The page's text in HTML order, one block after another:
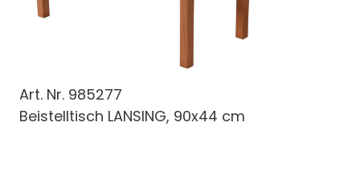
Art. Nr. 985277
Beistelltisch LANSING, 90x44 cm